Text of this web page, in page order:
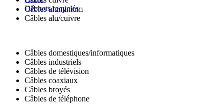
Déchets recyclés
Cables(Cu, Alu)
Câbles aluminium
Câbles alu/cuivre
Câbles domestiques/informatiques
Câbles industriels
Câbles de télévision
Câbles coaxiaux
Câbles broyés
Câbles de téléphone